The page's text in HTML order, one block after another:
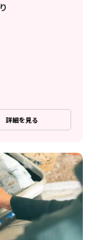
詳細を見る